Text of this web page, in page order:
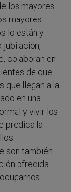
los mayores.
mayores
lo están y
jubilación,
colaboran en
de que
que llegan a la
en una
y vivir los
predica la
son también
ofrecida